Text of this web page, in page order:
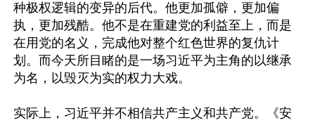
种极权逻辑的变异的后代。他更加孤僻，更加偏
执，更加残酷。他不是在重建党的利益至上，而是
在用党的名义，完成他对整个红色世界的复仇计
划。而今天所目睹的是一场习近平为主角的以继承
为名，以毁灭为实的权力大戏。
实际上，习近平并不相信共产主义和共产党。《安